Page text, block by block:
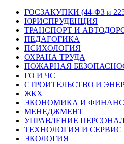
ГОСЗАКУПКИ (44-ФЗ и
ЮРИСПРУДЕНЦИЯ
ТРАНСПОРТ И
ПЕДАГОГИКА
ПСИХОЛОГИЯ
ОХРАНА ТРУДА
ПОЖАРНАЯ
ГО И ЧС
СТРОИТЕЛЬСТВО И
ЖКХ
ЭКОНОМИКА И
МЕНЕДЖМЕНТ
УПРАВЛЕНИЕ
ТЕХНОЛОГИЯ И СЕРВИС
ЭКОЛОГИЯ